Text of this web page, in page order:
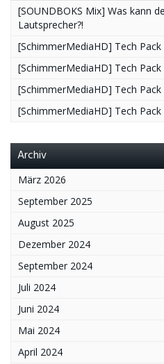
[SOUNDBOKS Mix] Was kann
Lautsprecher?!
[SchimmerMediaHD] Tech
[SchimmerMediaHD] Tech
[SchimmerMediaHD] Tech
[SchimmerMediaHD] Tech
Archiv
März 2026
September 2025
August 2025
Dezember 2024
September 2024
Juli 2024
Juni 2024
Mai 2024
April 2024